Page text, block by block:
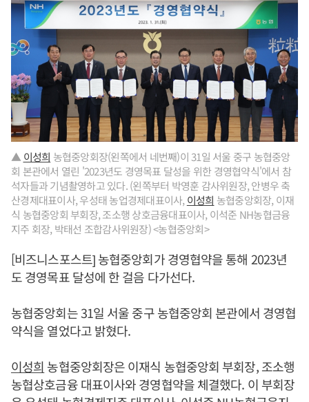
▲ 이성희 농협중앙회장(왼쪽에서 네번째)이 31일 서울 중구 농협중앙
회 본관에서 열린 '2023년도 경영목표 달성을 위한 경영협약식'에서 참
석자들과 기념촬영하고 있다. (왼쪽부터 박영훈 감사위원장, 안병우 축
산경제대표이사, 우성태 농업경제대표이사, 이성희 농협중앙회장, 이재
식 농협중앙회 부회장, 조소행 상호금융대표이사, 이석준 NH농협금융
지주 회장, 박태선 조합감사위원장) <농협중앙회>
[비즈니스포스트] 농협중앙회가 경영협약을 통해 2023년
도 경영목표 달성에 한 걸음 다가선다.
농협중앙회는 31일 서울 중구 농협중앙회 본관에서 경영협
약식을 열었다고 밝혔다.
이성희 농협중앙회장은 이재식 농협중앙회 부회장, 조소행
농협상호금융 대표이사와 경영협약을 체결했다. 이 부회장